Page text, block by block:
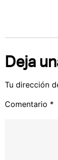
Deja
Tu dirección
Comentario *